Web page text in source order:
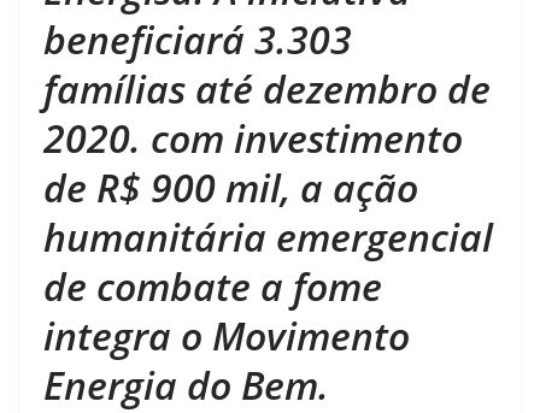
beneficiará 3.303
famílias até dezembro de
2020. com investimento
de R$ 900 mil, a ação
humanitária emergencial
de combate a fome
integra o Movimento
Energia do Bem.